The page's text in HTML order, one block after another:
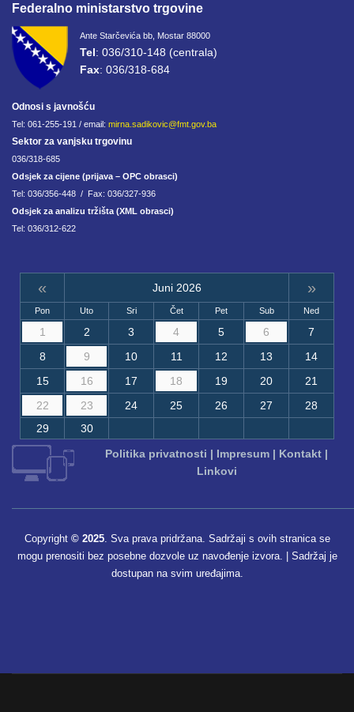
Federalno ministarstvo trgovine
Ante Starčevića bb, Mostar 88000
Tel: 036/310-148 (centrala)
Fax: 036/318-684
Odnosi s javnošću
Tel: 061-255-191 / email: mirna.sadikovic@fmt.gov.ba
Sektor za vanjsku trgovinu
036/318-685
Odsjek za cijene (prijava – OPC obrasci)
Tel: 036/356-448 / Fax: 036/327-936
Odsjek za analizu tržišta (XML obrasci)
Tel: 036/312-622
« Juni 2026 »
Pon Uto Sri Čet Pet Sub Ned
1 2 3 4 5 6
7
8
9 10 11 12 13
14
15
16 17 18 19 20
21
22
23 24 25 26 27
28
29
30
Politika privatnosti | Impresum | Kontakt |
Linkovi
Copyright © 2025. Sva prava pridržana. Sadržaji s ovih stranica se
mogu prenositi bez posebne dozvole uz navođenje izvora. | Sadržaj je
dostupan na svim uređajima.